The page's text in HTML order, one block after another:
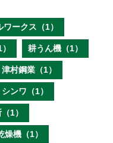
ワークス（1）
耕うん機（1）
津村鋼業（1）
シンワ（1）
1）
燥機（1）